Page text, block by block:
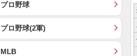
プロ野球
プロ野球(2軍)
MLB